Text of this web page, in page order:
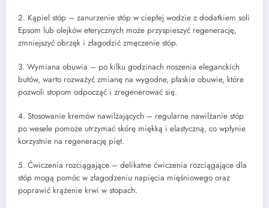
2. Kąpiel stóp – zanurzenie stóp w ciepłej wodzie z dodatkiem soli
Epsom lub olejków eterycznych może przyspieszyć regenerację,
zmniejszyć obrzęk i złagodzić zmęczenie stóp.
3. Wymiana obuwia – po kilku godzinach noszenia eleganckich
butów, warto rozważyć zmianę na wygodne, płaskie obuwie, które
pozwoli stopom odpocząć i zregenerować się.
4. Stosowanie kremów nawilżających – regularne nawilżanie stóp
po wesele pomoże utrzymać skórę miękką i elastyczną, co wpłynie
korzystnie na regenerację pięt.
5. Ćwiczenia rozciągające – delikatne ćwiczenia rozciągające dla
stóp mogą pomóc w złagodzeniu napięcia mięśniowego oraz
poprawić krążenie krwi w stopach.